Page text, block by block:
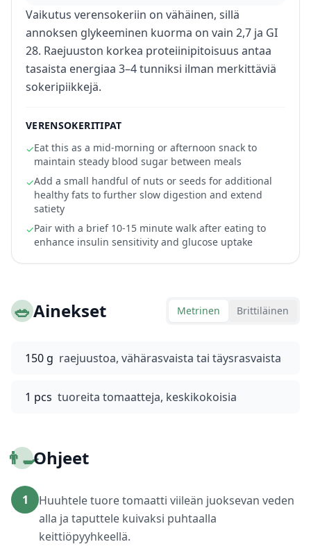
Vaikutus verensokeriin on vähäinen, sillä
annoksen glykeeminen kuorma on vain 2,7 ja GI
28. Raejuuston korkea proteiinipitoisuus antaa
tasaista energiaa 3–4 tunniksi ilman merkittäviä
sokeripiikkejä.
VERENSOKERITIPAT
✓Eat this as a mid-morning or afternoon snack to
maintain steady blood sugar between meals
✓Add a small handful of nuts or seeds for additional
healthy fats to further slow digestion and extend
satiety
✓Pair with a brief 10-15 minute walk after eating to
enhance insulin sensitivity and glucose uptake
🥗Ainekset Metrinen Brittiläinen
150 g raejuustoa, vähärasvaista tai täysrasvaista
1 pcs tuoreita tomaatteja, keskikokoisia
👨‍🍳Ohjeet
1
Huuhtele tuore tomaatti viileän juoksevan veden
alla ja taputtele kuivaksi puhtaalla
keittiöpyyhkeellä.